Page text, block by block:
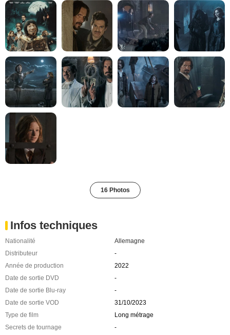
16 Photos
Infos techniques
Nationalité
Allemagne
Distributeur
-
Année de production
2022
Date de sortie DVD
-
Date de sortie Blu-ray
-
Date de sortie VOD
31/10/2023
Type de film
Long métrage
Secrets de tournage
-